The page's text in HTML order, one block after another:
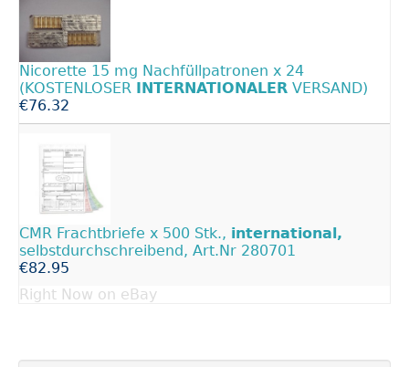
Nicorette 15 mg Nachfüllpatronen x 24
(KOSTENLOSER
INTERNATIONALER VERSAND)
€76.32
CMR Frachtbriefe x 500 Stk., international,
selbstdurchschreibend, Art.Nr 280701
€82.95
Right Now on eBay